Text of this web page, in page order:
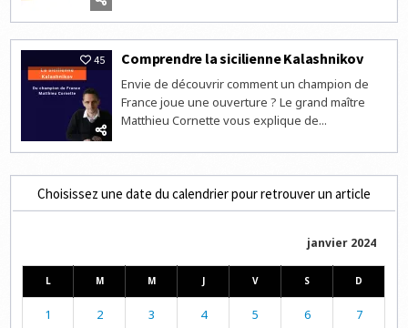
45 Comprendre la sicilienne Kalashnikov
Envie de découvrir comment un champion de
France joue une ouverture ? Le grand maître
Matthieu Cornette vous explique de...
Choisissez une date du calendrier pour retrouver un article
janvier 2024
L M M J V S D
1 2 3 4 5 6 7